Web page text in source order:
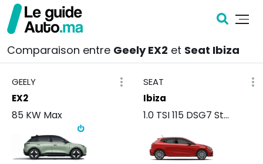
Comparaison entre Geely EX2 et Seat Ibiza
GEELY
EX2
85 KW Max
SEAT
Ibiza
1.0 TSI 115 DSG7 Style